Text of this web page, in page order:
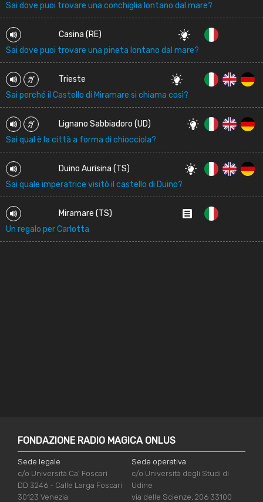
Sai dove puoi trovare una conchiglia lontano dal mare?
Casina (RE)
Sai dove puoi trovare una pineta lontano dal mare?
Trieste
Sai perché il Castello di Miramare si chiama così?
Lignano Sabbiadoro (UD)
Sai qual è la città a forma di chiocciola?
Duino Aurisina (TS)
Sai quale imperatrice visitò il castello di Duino?
Miramare (TS)
Un regalo per Carlotta
FONDAZIONE RADIO MAGICA ONLUS
Sede legale
c/o Università Ca' Foscari
DD 3246 - Calle Larga Foscari
30123 Venezia
Sede operativa
c/o Università degli Studi di
Udine
via delle Scienze, 206 33100